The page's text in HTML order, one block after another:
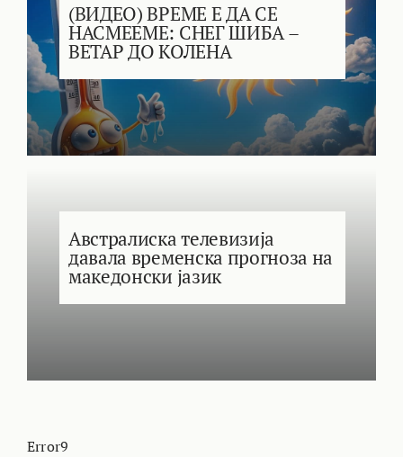
(ВИДЕО) ВРЕМЕ Е ДА СЕ
НАСМЕЕМЕ: СНЕГ ШИБА –
ВЕТАР ДО КОЛЕНА
Австралиска телевизија
давала временска прогноза на
македонски јазик
Error9